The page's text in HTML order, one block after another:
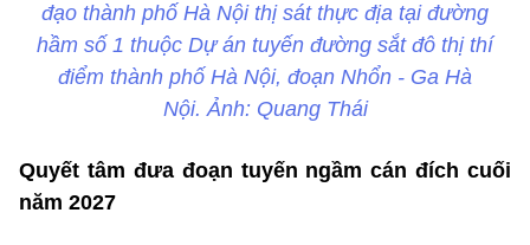
đạo thành phố Hà Nội thị sát thực địa tại đường
hầm số 1 thuộc Dự án tuyến đường sắt đô thị thí
điểm thành phố Hà Nội, đoạn Nhổn - Ga Hà
Nội. Ảnh: Quang Thái
Quyết tâm đưa đoạn tuyến ngầm cán đích cuối
năm 2027